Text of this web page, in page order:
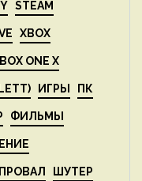
STEAM
XBOX
ONE X
ИГРЫ ПК
ФИЛЬМЫ
ПРОВАЛ ШУТЕР